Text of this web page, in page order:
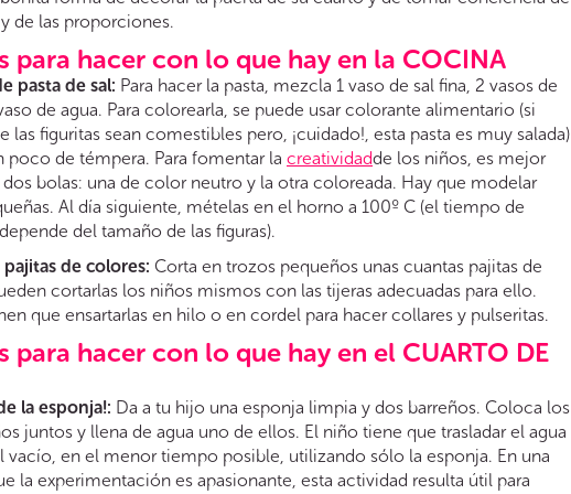
de las proporciones.
para hacer con lo que hay en la COCINA
pasta de sal: Para hacer la pasta, mezcla 1 vaso de sal fina, 2 vasos de
de agua. Para colorearla, se puede usar colorante alimentario (si
las figuritas sean comestibles pero, ¡cuidado!, esta pasta es muy salada)
poco de témpera. Para fomentar la creatividadde los niños, es mejor
bolas: una de color neutro y la otra coloreada. Hay que modelar
Al día siguiente, mételas en el horno a 100º C (el tiempo de
del tamaño de las figuras).
de colores: Corta en trozos pequeños unas cuantas pajitas de
cortarlas los niños mismos con las tijeras adecuadas para ello.
que ensartarlas en hilo o en cordel para hacer collares y pulseritas.
para hacer con lo que hay en el CUARTO DE
la esponja!: Da a tu hijo una esponja limpia y dos barreños. Coloca los
juntos y llena de agua uno de ellos. El niño tiene que trasladar el agua
vacío, en el menor tiempo posible, utilizando sólo la esponja. En una
la experimentación es apasionante, esta actividad resulta útil para